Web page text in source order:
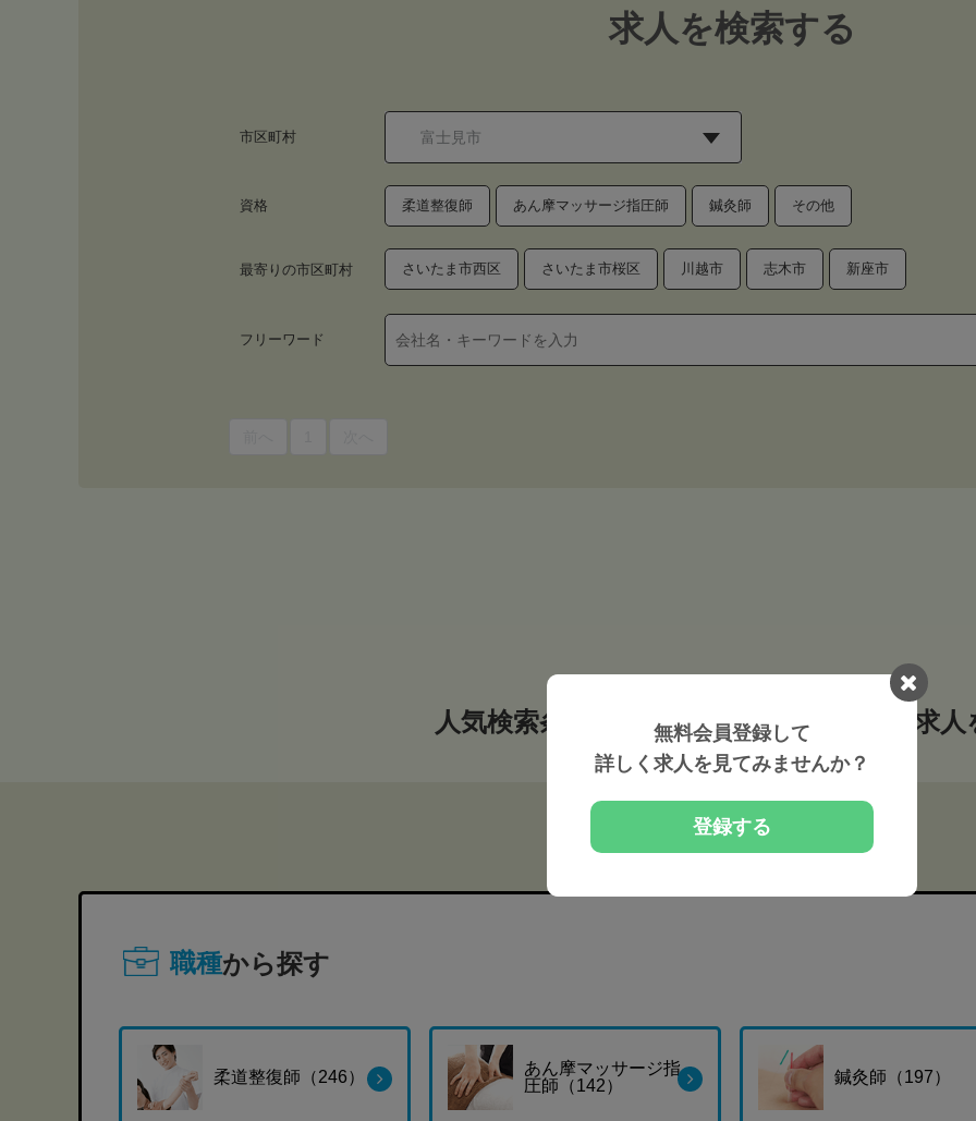
求人を検索する
市区町村
資格 柔道整復師 あん摩マッサージ指圧師 鍼灸師 その他
最寄りの市区町村 さいたま市西区 さいたま市桜区 川越市 志木市 新座市
フリーワード
人気検索条件から整体師・セラピストの求人
職種から探す
柔道整復師（246）
あん摩マッサージ指
圧師（142）
鍼灸師（197）
無料会員登録して
詳しく求人を見てみませんか？
登録する